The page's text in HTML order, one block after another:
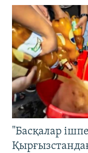
"Басқалар